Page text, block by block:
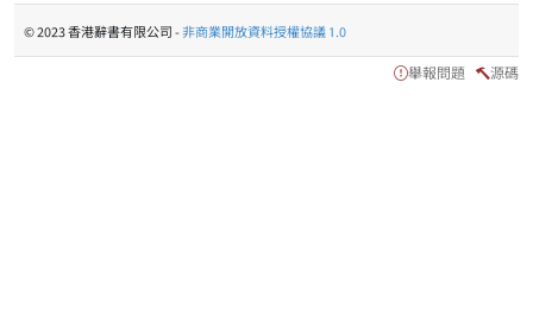
© 2023 香港辭書有限公司 -非商業開放資料授權協議 1.0
舉報問題 源碼